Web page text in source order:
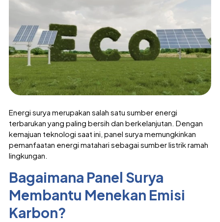
Energi surya merupakan salah satu sumber energi
terbarukan yang paling bersih dan berkelanjutan. Dengan
kemajuan teknologi saat ini, panel surya memungkinkan
pemanfaatan energi matahari sebagai sumber listrik ramah
lingkungan.
Bagaimana Panel Surya
Membantu Menekan Emisi
Karbon?